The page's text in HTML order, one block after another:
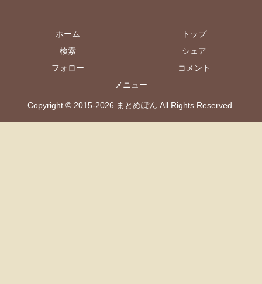
ホーム
トップ
検索
シェア
フォロー
コメント
メニュー
Copyright © 2015-2026 まとめぽん All Rights Reserved.